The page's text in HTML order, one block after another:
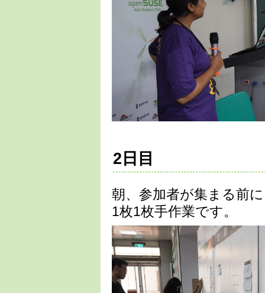
2日目
朝、参加者が集まる前
1枚1枚手作業です。